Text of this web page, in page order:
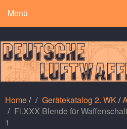
Menü
Home/ Gerätekatalog 2. WK/
Fl.XXX Blende für
1